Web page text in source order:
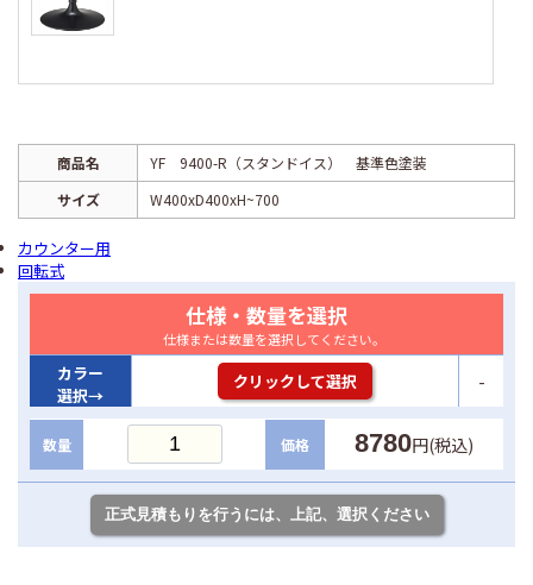
商品名
YF 9400-R（スタンドイス） 基準色塗装
サイズ
W400xD400xH~700
カウンター用
回転式
仕様・数量を選択
仕様または数量を選択してください。
カラー
選択→
クリックして選択 -
数量 価格 8780円(税込)